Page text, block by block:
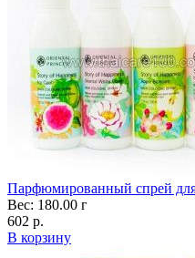
Парфюмированный спрей для
Вес: 180.00 г
602 р.
В корзину